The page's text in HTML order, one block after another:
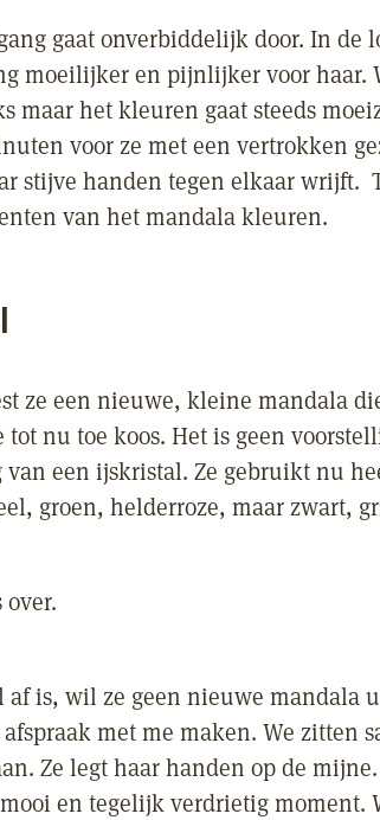
gaat onverbiddelijk door. In de
moeilijker en pijnlijker voor haar.
maar het kleuren gaat steeds
voor ze met een vertrokken
stijve handen tegen elkaar wrijft.
van het mandala kleuren.
ze een nieuwe, kleine mandala
tot nu toe koos. Het is geen
een ijskristal. Ze gebruikt nu
groen, helderroze, maar zwart,
over.
af is, wil ze geen nieuwe mandala
met me maken. We zitten
Ze legt haar handen op de
en tegelijk verdrietig moment.